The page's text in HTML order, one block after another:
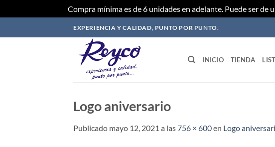
Compra mínima es de 6 unidades en adelante. Puede ser
al
EXPERIENCIA Y CALIDAD, PUNTO POR PUNTO.
INICIO TIENDA
Logo aniversario
Publicado mayo 12, 2021 a las756 × 600en Logo